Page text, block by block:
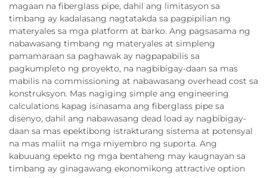
magaan na fiberglass pipe, dahil ang limitasyon sa
timbang ay kadalasang nagtatakda sa pagpipilian ng
materyales sa mga platform at barko. Ang pagsasama ng
nabawasang timbang ng materyales at simpleng
pamamaraan sa paghawak ay nagpapabilis sa
pagkumpleto ng proyekto, na nagbibigay-daan sa mas
mabilis na commissioning at nabawasang overhead cost sa
konstruksyon. Mas nagiging simple ang engineering
calculations kapag isinasama ang fiberglass pipe sa
disenyo, dahil ang nabawasang dead load ay nagbibigay-
daan sa mas epektibong istrakturang sistema at potensyal
na mas maliit na mga miyembro ng suporta. Ang
kabuuang epekto ng mga bentaheng may kaugnayan sa
timbang ay ginagawang ekonomikong attractive option